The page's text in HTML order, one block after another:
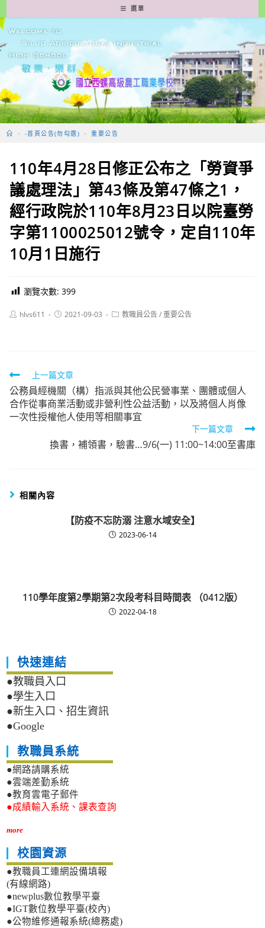
轉
至
要
容
選單
> -首頁公告(勿勾選) > 重要公告
110年4月28日修正公布之「勞資爭
議處理法」第43條及第47條之1，
經行政院於110年8月23日以院臺勞
字第1100025012號令，定自110年
10月1日施行
瀏覽次數: 399
Posthlvs611
Post2021-09-03
Post教職員公告/重要公告
Read
more
articles
上一篇文章
公務員經機關（構）指派與其他公民營事業、團體或個人
合作從事商業活動或非營利性公益活動，以及將個人肖像
一次性授權他人使用等相關事宜
下一篇文章
換書，補領書，驗書…9/6(一) 11:00~14:00至書庫
相關內容
【防疫不忘防溺 注意水域安全】
2023-06-14
110學年度第2學期第2次段考科目時間表 （0412版）
2022-04-18
快速連結
●教職員入口
●學生入口
●新生入口、招生資訊
●Google
教職員系統
●網路請購系統
●雲端差勤系統
●教育雲電子郵件
●成績輸入系統、課表查詢
more
校園資源
●教職員工連網設備填報
(有線網路)
●newplus數位教學平臺
●IGT數位教學平臺(校內)
●公物維修通報系統(總務處)